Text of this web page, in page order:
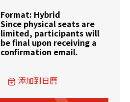
Format: Hybrid
Since physical seats are
limited, participants will
be final upon receiving a
confirmation email.
添加到日曆